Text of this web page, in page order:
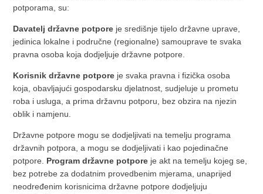
potporama, su:
Davatelj državne potpore je središnje tijelo državne uprave,
jedinica lokalne i područne (regionalne) samouprave te svaka
pravna osoba koja dodjeljuje državne potpore.
Korisnik državne potpore je svaka pravna i fizička osoba
koja, obavljajući gospodarsku djelatnost, sudjeluje u prometu
roba i usluga, a prima državnu potporu, bez obzira na njezin
oblik i namjenu.
Državne potpore mogu se dodjeljivati na temelju programa
državnih potpora, a mogu se dodjeljivati i kao pojedinačne
potpore.
Program državne potpore je akt na temelju kojeg se,
bez potrebe za dodatnim provedbenim mjerama, unaprijed
neodređenim korisnicima državne potpore dodjeljuju